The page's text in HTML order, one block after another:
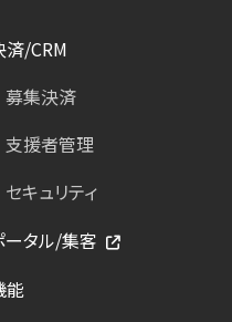
済/CRM
募集決済
支援者管理
セキュリティ
ータル/集客
能